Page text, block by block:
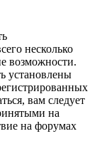
несколько
возможности.
установлены
вам следует
на
на форумах